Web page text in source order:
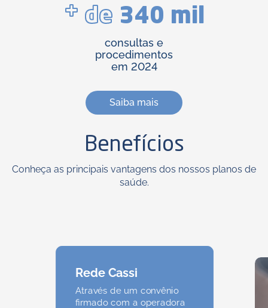
+ de 340 mil
consultas e
procedimentos
em 2024
Saiba mais
Benefícios
Conheça as principais vantagens dos nossos planos de
saúde.
Rede Cassi
Através de um convênio
firmado com a operadora